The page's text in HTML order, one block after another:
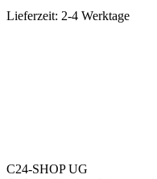
Lieferzeit: 2-4 Werktage
C24-SHOP UG